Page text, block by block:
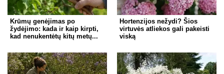
Krūmų genėjimas po
žydėjimo: kada ir kaip kirpti,
kad nenukentėtų kitų metų...
Hortenzijos nežydi? Šios
virtuvės atliekos gali pakeisti
viską